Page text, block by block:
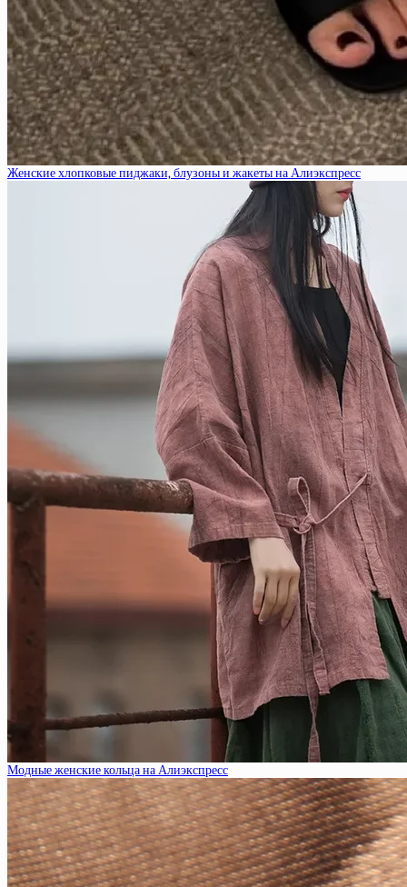
Женские хлопковые пиджаки, блузоны и жакеты на Алиэкспресс
Модные женские кольца на Алиэкспресс